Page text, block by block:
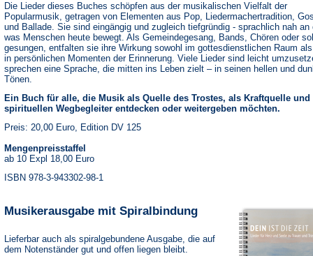
Die Lieder dieses Buches schöpfen aus der musikalischen Vielfalt der
Popularmusik, getragen von Elementen aus Pop, Liedermachertradition,
und Ballade. Sie sind eingängig und zugleich tiefgründig - sprachlich nah an
was Menschen heute bewegt. Als Gemeindegesang, Bands, Chören oder
gesungen, entfalten sie ihre Wirkung sowohl im gottesdienstlichen Raum
in persönlichen Momenten der Erinnerung. Viele Lieder sind leicht
sprechen eine Sprache, die mitten ins Leben zielt – in seinen hellen und
Tönen.
Ein Buch für alle, die Musik als Quelle des Trostes, als Kraftquelle und
spirituellen Wegbegleiter entdecken oder weitergeben möchten.
Preis: 20,00 Euro, Edition DV 125
Mengenpreisstaffel
ab 10 Expl 18,00 Euro
ISBN 978-3-943302-98-1
Musikerausgabe mit Spiralbindung
Lieferbar auch als spiralgebundene Ausgabe, die auf
dem Notenständer gut und offen liegen bleibt.